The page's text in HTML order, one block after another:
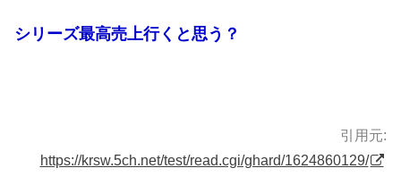
シリーズ最高売上行くと思う？
引用元:
https://krsw.5ch.net/test/read.cgi/ghard/1624860129/